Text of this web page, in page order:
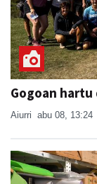
Gogoan
Aiurri abu 08, 13:24